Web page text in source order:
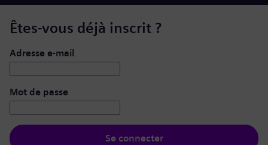
Êtes-vous déjà inscrit ?
Se connecter : nom d’utilisateur et mot de passe
Adresse e-mail
Mot de passe
Se connecter